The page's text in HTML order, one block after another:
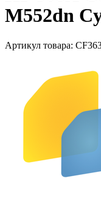
M552dn
Артикул товара: